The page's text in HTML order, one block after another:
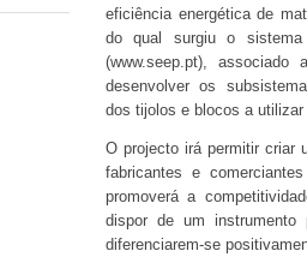
eficiência energética de
do qual surgiu o sistema
(www.seep.pt),
desenvolver os
dos tijolos e blocos a
O projecto irá permitir criar
fabricantes e
promoverá a
dispor de um instrumento
diferenciarem-se